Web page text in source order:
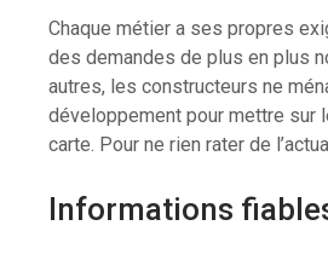
Chaque métier a ses propres
des demandes de plus en plus
autres, les constructeurs ne
développement pour mettre sur
carte. Pour ne rien rater de
Informations